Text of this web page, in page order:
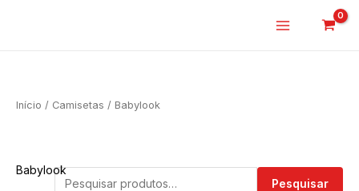
Início / Camisetas / Babylook
BabylookPesquisar
Pesquisar